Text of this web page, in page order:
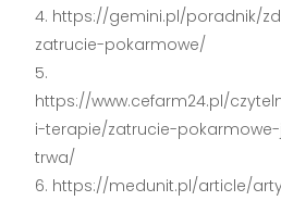
https://gemini.pl/poradnik/
zatrucie-pokarmowe/
https://www.cefarm24.pl/
i-terapie/zatrucie-
trwa/
https://medunit.pl/article/